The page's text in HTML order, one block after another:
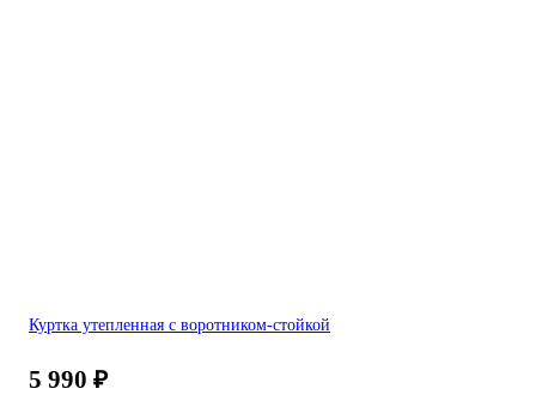
Куртка утепленная с воротником-стойкой
5 990 ₽